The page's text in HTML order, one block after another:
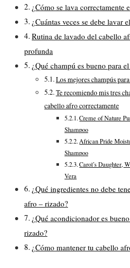
¿Cómo se lava correctamente
¿Cuántas veces se debe lavar
Rutina de lavado del cabello
profunda
¿Qué champú es bueno para
Los mejores champús
Te recomiendo mis tres
cabello afro correctamente
Creme of Nature
Shampoo
African Pride
Shampoo
Carol’s Daughter,
Vera
¿Qué ingredientes no debe
afro – rizado?
¿Qué acondicionador es
rizado?
¿Cómo mantener tu cabello